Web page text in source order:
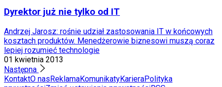
Dyrektor już nie tylko od IT
Andrzej Jarosz: rośnie udział zastosowania IT w końcowych
kosztach produktów. Menedżerowie biznesowi muszą coraz
lepiej rozumieć technologie
01 kwietnia 2013
Następna
KontaktO nasReklamaKomunikatyKarieraPolityka